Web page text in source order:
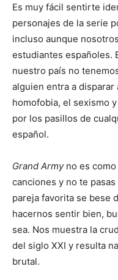
Es muy fácil sentirte
personajes de la serie
incluso aunque
estudiantes españoles.
nuestro país no
alguien entra a
homofobia, el sexismo
por los pasillos de
español.
Grand Armyno es como
canciones y no te
pareja favorita se bese
hacernos sentir bien,
sea. Nos muestra la
del siglo XXI y resulta
brutal.